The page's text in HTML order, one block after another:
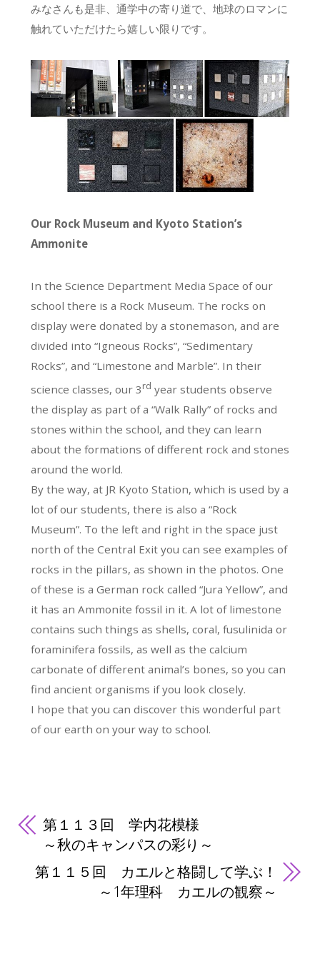
みなさんも是非、通学中の寄り道で、地球のロマンに
触れていただけたら嬉しい限りです。
Our Rock Museum and Kyoto Station’s
Ammonite
In the Science Department Media Space of our
school there is a Rock Museum. The rocks on
display were donated by a stonemason, and are
divided into “Igneous Rocks”, “Sedimentary
Rocks”, and “Limestone and Marble”. In their
science classes, our 3rd year students observe
the display as part of a “Walk Rally” of rocks and
stones within the school, and they can learn
about the formations of different rock and stones
around the world.
By the way, at JR Kyoto Station, which is used by a
lot of our students, there is also a “Rock
Museum”. To the left and right in the space just
north of the Central Exit you can see examples of
rocks in the pillars, as shown in the photos. One
of these is a German rock called “Jura Yellow”, and
it has an Ammonite fossil in it. A lot of limestone
contains such things as shells, coral, fusulinida or
foraminifera fossils, as well as the calcium
carbonate of different animal’s bones, so you can
find ancient organisms if you look closely.
I hope that you can discover this wonderful part
of our earth on your way to school.
第１１３回 学内花模様
～秋のキャンパスの彩り～
第１１５回 カエルと格闘して学ぶ！
～1年理科 カエルの観察～